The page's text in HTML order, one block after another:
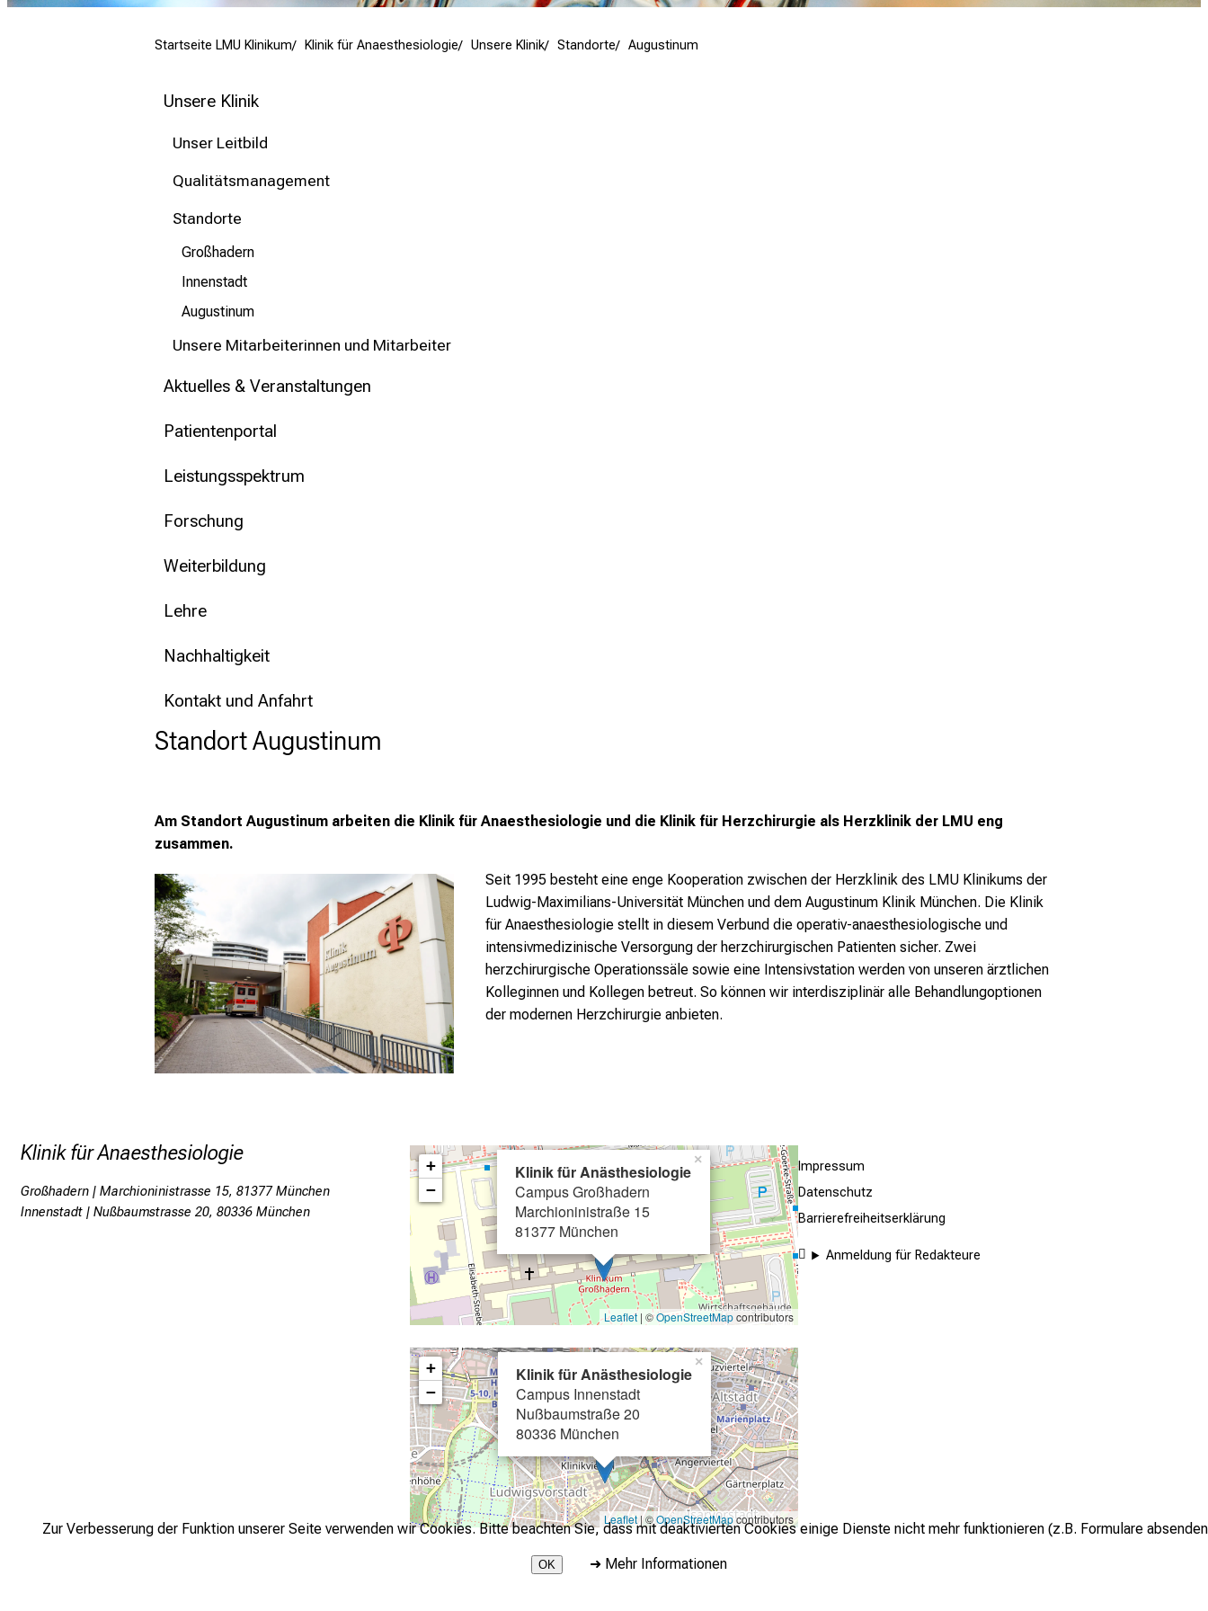
Zur Verbesserung der Funktion unserer Seite verwenden wir Cookies. Bitte beachten Sie, dass mit deaktivierten Cookies einige Dienste nicht mehr funktionieren (z.B. Formulare
OK ➜ Mehr Informationen
Startseite LMU Klinikum Klinik für Anaesthesiologie Unsere Klinik Standorte Augustinum
Unsere Klinik
Unser Leitbild
Qualitätsmanagement
Standorte
Großhadern
Innenstadt
Augustinum
Unsere Mitarbeiterinnen und Mitarbeiter
Aktuelles & Veranstaltungen
Patientenportal
Leistungsspektrum
Forschung
Weiterbildung
Lehre
Nachhaltigkeit
Kontakt und Anfahrt
Standort Augustinum
Am Standort Augustinum arbeiten die Klinik für Anaesthesiologie und die Klinik für Herzchirurgie als Herzklinik der LMU eng
zusammen.
Seit 1995 besteht eine enge Kooperation zwischen der Herzklinik des LMU Klinikums der
Ludwig-Maximilians-Universität München und dem Augustinum Klinik München. Die Klinik
für Anaesthesiologie stellt in diesem Verbund die operativ-anaesthesiologische und
intensivmedizinische Versorgung der herzchirurgischen Patienten sicher. Zwei
herzchirurgische Operationssäle sowie eine Intensivstation werden von unseren ärztlichen
Kolleginnen und Kollegen betreut. So können wir interdisziplinär alle Behandlungoptionen
der modernen Herzchirurgie anbieten.
Klinik für Anaesthesiologie
Großhadern | Marchioninistrasse 15, 81377 München
Innenstadt | Nußbaumstrasse 20, 80336 München
Klinik für Anästhesiologie
Campus Großhadern
Marchioninistraße 15
81377 München
×
+
−
Leaflet | ©OpenStreetMapcontributors
Klinik für Anästhesiologie
Campus Innenstadt
Nußbaumstraße 20
80336 München
×
+
−
Leaflet| ©OpenStreetMapcontributors
Impressum
Datenschutz
Barrierefreiheitserklärung
Anmeldung für Redakteure